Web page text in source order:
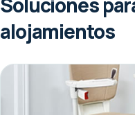
alojamientos